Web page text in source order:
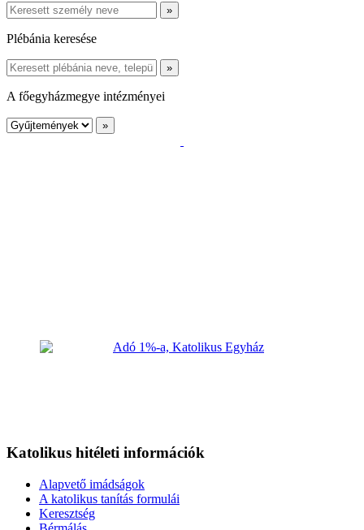
Plébánia keresése
A főegyházmegye intézményei
Katolikus hitéleti információk
Alapvető imádságok
A katolikus tanítás formulái
Keresztség